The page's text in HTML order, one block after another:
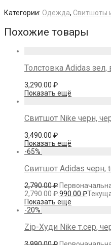
Категории: Одежда, Свитшоты
Похожие товары
Толстовка Adidas
3,290.00 ₽
Показать ещё
Свитшот Nike черн,
3,490.00 ₽
Показать ещё
-65%
Свитшот Adidas черн,
2,790.00₽
2,790.00 ₽.990.00 ₽
Показать ещё
-20%
Zip-Худи Nike т.сер,